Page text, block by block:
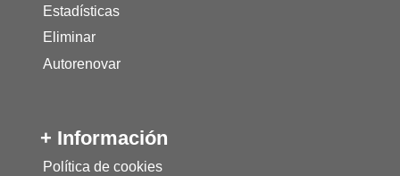
Estadísticas
Eliminar
Autorenovar
+ Información
Política de cookies